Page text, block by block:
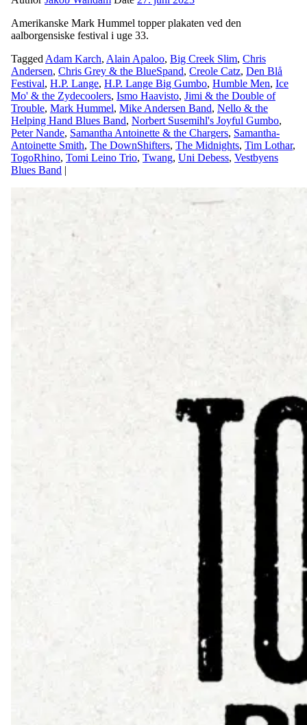
Amerikanske Mark Hummel topper plakaten ved den
aalborgensiske festival i uge 33.
Tagged Adam Karch, Alain Apaloo, Big Creek Slim, Chris
Andersen, Chris Grey & the BlueSpand, Creole Catz, Den Blå
Festival, H.P. Lange, H.P. Lange Big Gumbo, Humble Men, Ice
Mo' & the Zydecoolers, Ismo Haavisto, Jimi & the Double of
Trouble, Mark Hummel, Mike Andersen Band, Nello & the
Helping Hand Blues Band, Norbert Susemihl's Joyful Gumbo,
Peter Nande, Samantha Antoinette & the Chargers, Samantha-
Antoinette Smith, The DownShifters, The Midnights, Tim Lothar,
TogoRhino, Tomi Leino Trio, Twang, Uni Debess, Vestbyens
Blues Band |